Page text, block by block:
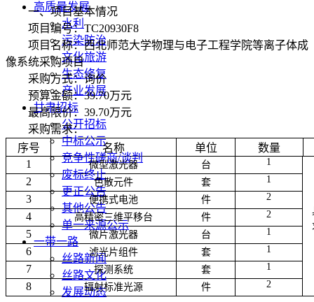
高质量发展
水利
污染防治
文化旅游
生态修复
产业发展
甘肃招标
公开招标
中标公示
竞争性磋商/谈判
废标终止
更正公告
其他公告
单一来源公示
一带一路
丝路新闻
丝路文化
发展动态
一、项目基本情况
项目编号：TC20930F8
项目名称：西北师范大学物理与电子工程学院等离子体成
像系统采购项目
采购方式：询价
预算金额：39.70万元
最高限价： 39.70万元
采购需求：
序号
名称 单位
数量
1
微型激光器 台 1
2 色散元件 套 1
3 便携式电池 件 2
4 高精密三维平移台 件 2
5 微片激光器 台 1
6 滤光片组件 套 1
7 探测系统 套 1
8 辐射标准光源 件 2